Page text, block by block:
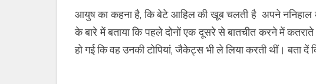
आयुष का कहना है, कि बेटे आहिल की खूब चलती है अपने ननिहाल
के बारे में बताया कि पहले दोनों एक दूसरे से बातचीत करने में कतराते
हो गई कि वह उनकी टोपियां, जैकेट्स भी ले लिया करती थीं। बता दें